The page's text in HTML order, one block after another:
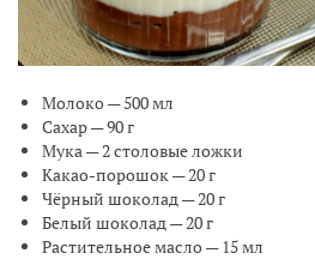
Молоко — 500 мл
Сахар — 90 г
Мука — 2 столовые ложки
Какао-порошок — 20 г
Чёрный шоколад — 20 г
Белый шоколад — 20 г
Растительное масло — 15 мл